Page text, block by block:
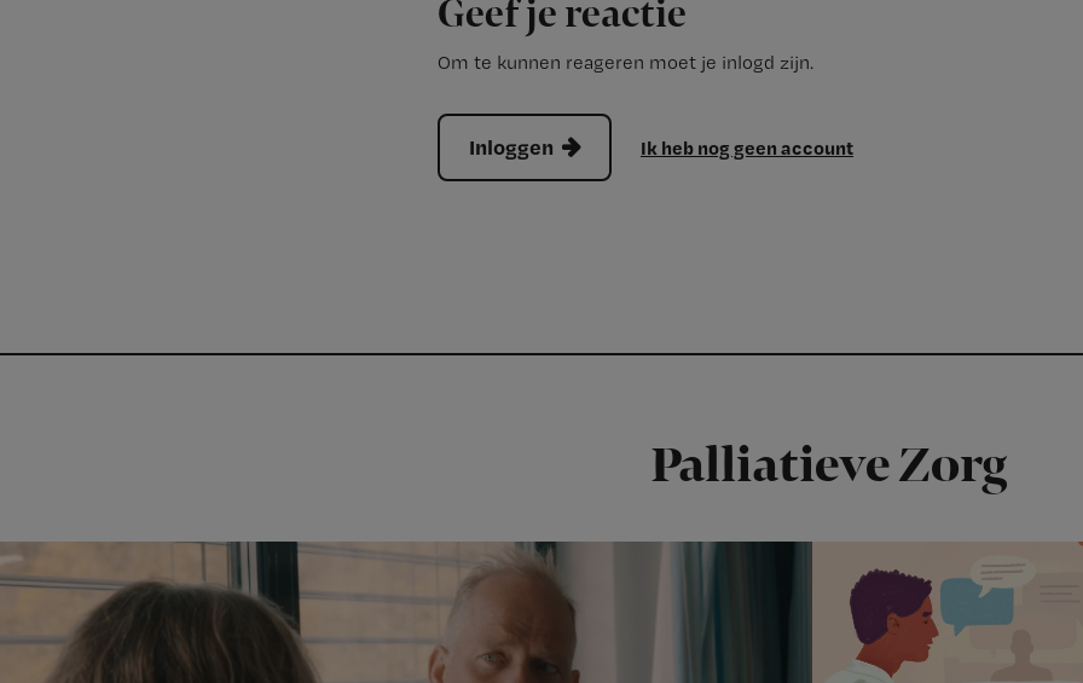
Geef je reactie
Om te kunnen reageren moet je inlogd zijn.
Inloggen Ik heb nog geen account
Palliatieve Zorg